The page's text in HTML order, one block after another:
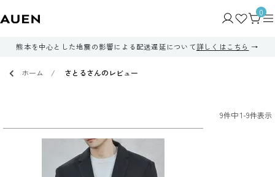
0
熊本を中心とした地震の影響による配送遅延について詳しくはこちら
ホーム さとるさんのレビュー
9件中1-9件表示